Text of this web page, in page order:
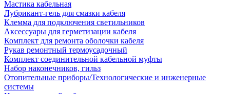
Мастика кабельная
Лубрикант-гель для смазки кабеля
Клемма для подключения светильников
Аксессуары для герметизации кабеля
Комплект для ремонта оболочки кабеля
Рукав ремонтный термоусадочный
Комплект соединительной кабельной муфты
Набор наконечников, гильз
Отопительные приборы/Технологические и инженерные
системы